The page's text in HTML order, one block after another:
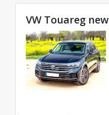
VW Touareg new